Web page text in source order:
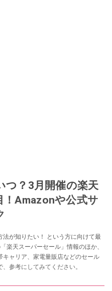
つ？3月開催の楽天
Amazonや公式サ
法が知りたい！ という方に向けて最
楽天スーパーセール」情報のほか、
ャリア、家電量販店などのセール
参考にしてみてください。